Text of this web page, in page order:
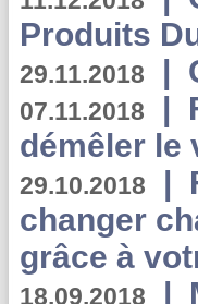
Produits
29.11.2018 |
07.11.2018 |
démêler le
29.10.2018 |
changer
grâce à
18.09.2018 |